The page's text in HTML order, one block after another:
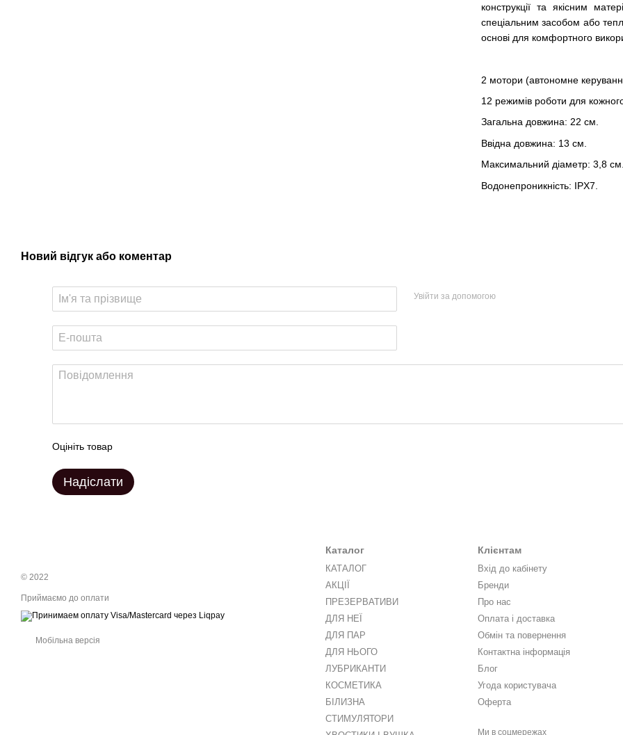
конструкції та якісним
спеціальним засобом або
основі для комфортного
2 мотори (автономне
12 режимів роботи для
Загальна довжина: 22 см.
Ввідна довжина: 13 см.
Максимальний діаметр: 3,8
Водонепроникність: IPX7.
Новий відгук або коментар
Увійти за допомогою
Оцініть товар
Надіслати
© 2022
Приймаємо до оплати
Мобільна версія
Каталог
КАТАЛОГ
АКЦІЇ
ПРЕЗЕРВАТИВИ
ДЛЯ НЕЇ
ДЛЯ ПАР
ДЛЯ НЬОГО
ЛУБРИКАНТИ
КОСМЕТИКА
БІЛИЗНА
СТИМУЛЯТОРИ
Клієнтам
Вхід до кабінету
Бренди
Про нас
Оплата і доставка
Обмін та повернення
Контактна інформація
Блог
Угода користувача
Оферта
Ми в соцмережах